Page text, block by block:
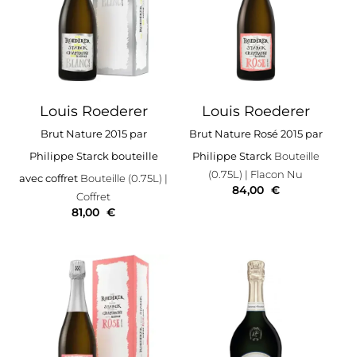
Louis Roederer
Brut Nature 2015 par
Philippe Starck bouteille
avec coffret Bouteille (0.75L) |
Coffret
81,00 €
Louis Roederer
Brut Nature Rosé 2015 par
Philippe Starck Bouteille
(0.75L) | Flacon Nu
84,00 €